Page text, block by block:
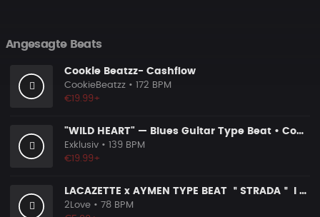
Angesagte Beats
Cookie Beatzz- Cashflow
CookieBeatzz • 172 BPM
€19.99+
"WILD HEART" — Blues Guitar Type Beat • Country Hip Hop Instrumental 2026
Exklusiv • 139 BPM
€19.99+
LACAZETTE x AYMEN TYPE BEAT ＂STRADA＂ I Hard Street Rap Beat (prod. Carizma)
2Love • 78 BPM